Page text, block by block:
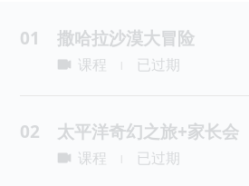
01 撒哈拉沙漠大冒险
课程 已过期
02 太平洋奇幻之旅+家长会
课程 已过期